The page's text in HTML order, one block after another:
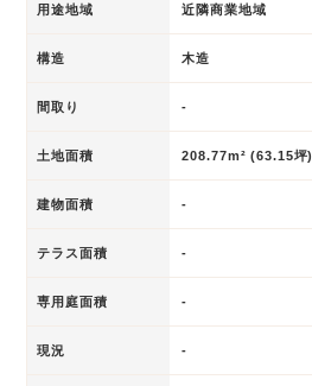
用途地域 近隣商業地域
構造 木造
間取り -
土地面積 208.77m² (63.15坪)
建物面積 -
テラス面積 -
専用庭面積 -
現況 -